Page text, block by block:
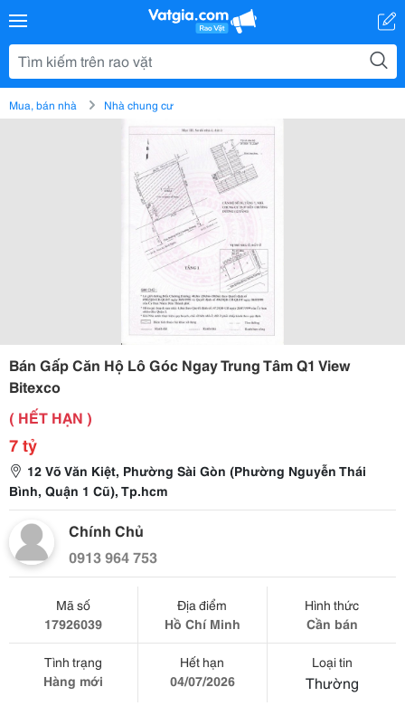
Mua, bán nhà Nhà chung cư
Bán Gấp Căn Hộ Lô Góc Ngay Trung Tâm Q1 View
Bitexco
( HẾT HẠN )
7 tỷ
12 Võ Văn Kiệt, Phường Sài Gòn (Phường Nguyễn Thái
Bình, Quận 1 Cũ), Tp.hcm
Chính Chủ
0913 964 753
Mã số
17926039
Địa điểm
Hồ Chí Minh
Hình thức
Cần bán
Tình trạng
Hàng mới
Hết hạn
04/07/2026
Loại tin
Thường